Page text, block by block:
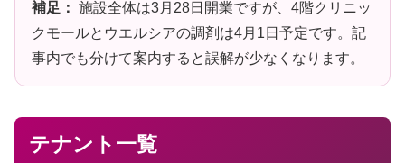
補足： 施設全体は3月28日開業ですが、4階クリニッ
クモールとウエルシアの調剤は4月1日予定です。記
事内でも分けて案内すると誤解が少なくなります。
テナント一覧